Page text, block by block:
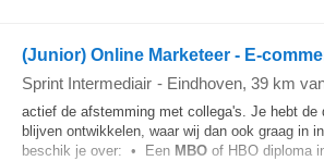
(Junior) Online Marketeer - E-
Sprint Intermediair - Eindhoven, 39 km
actief de afstemming met collega's. Je hebt de
blijven ontwikkelen, waar wij dan ook graag in
beschik je over: • Een MBO of HBO diploma